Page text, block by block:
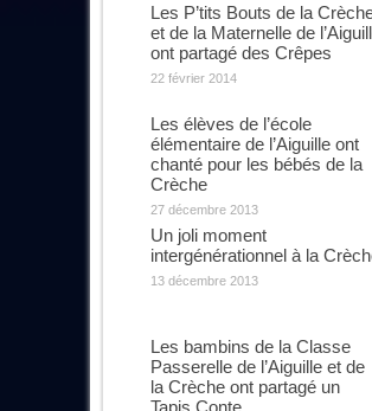
Les P’tits Bouts de la
et de la Maternelle de
ont partagé des Crêpes
22 février 2014
Les élèves de l’école
élémentaire de l’Aiguille ont
chanté pour les bébés de la
Crèche
27 décembre 2013
Un joli moment
intergénérationnel à la
13 décembre 2013
Les bambins de la Classe
Passerelle de l’Aiguille et de
la Crèche ont partagé un
Tapis Conte